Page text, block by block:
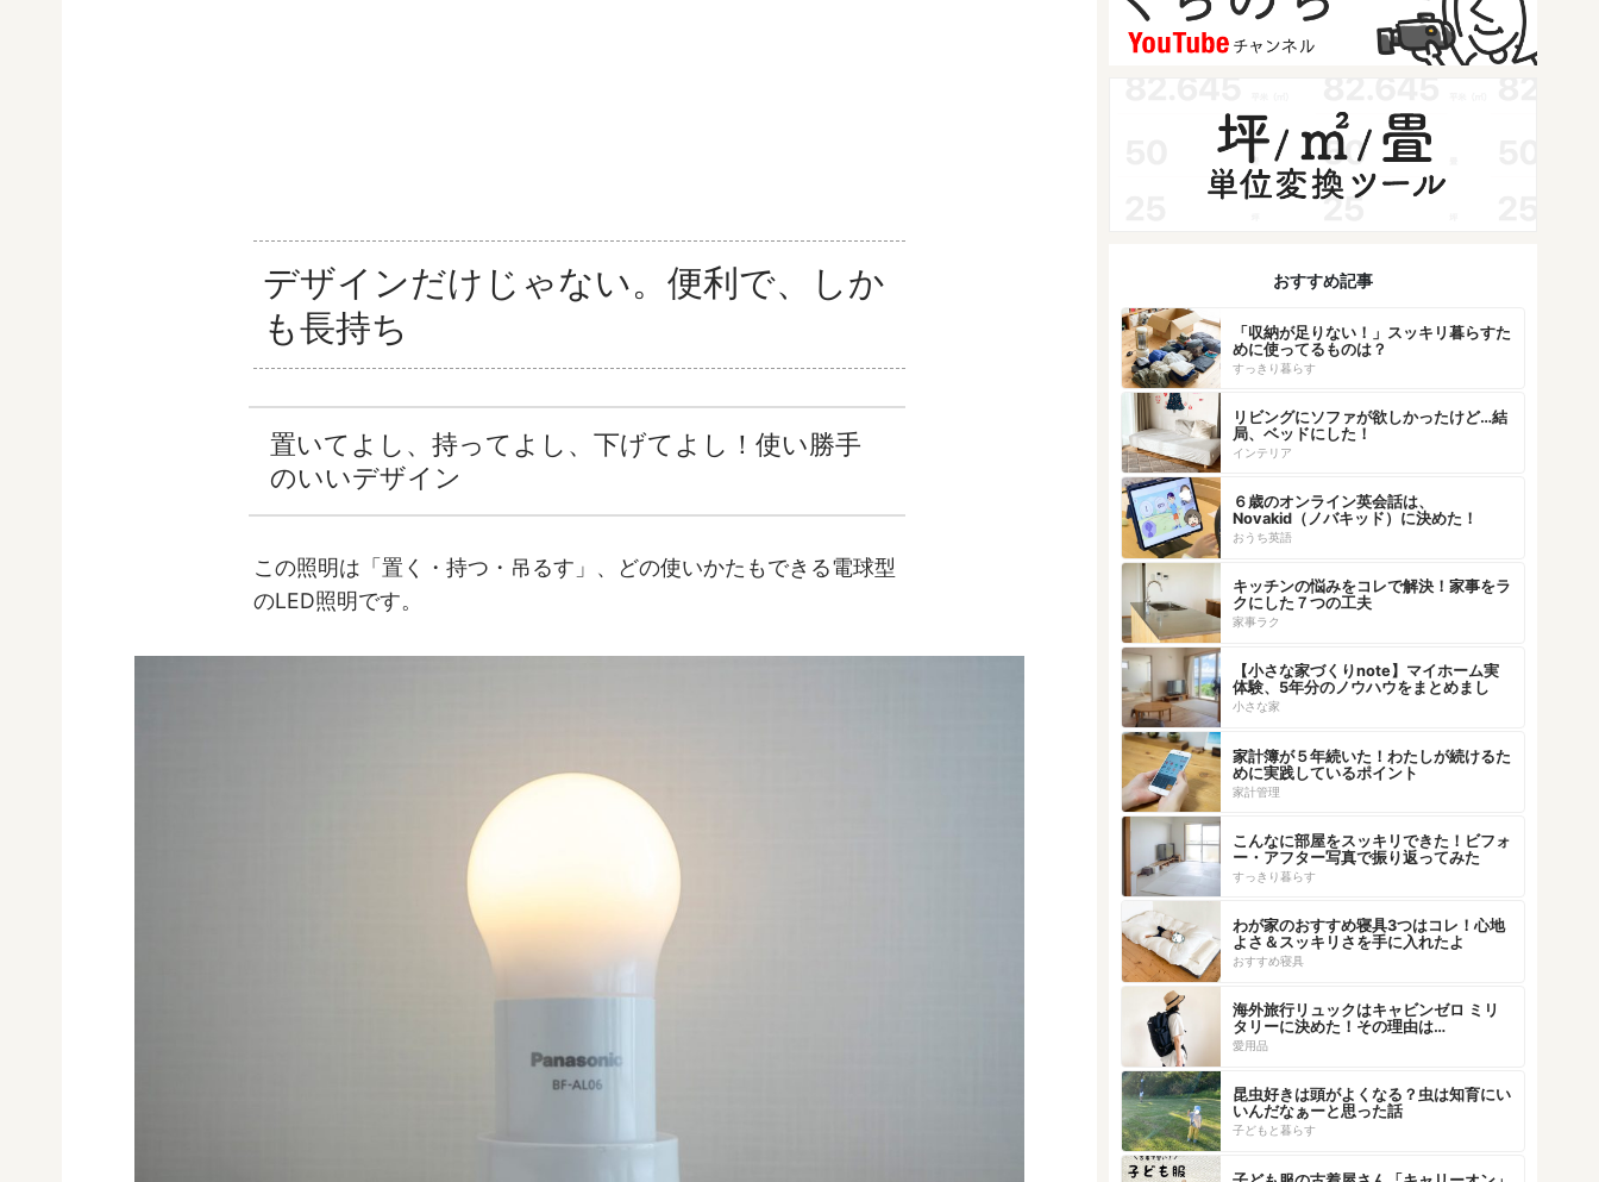
デザインだけじゃない。便利で、しか
も長持ち
置いてよし、持ってよし、下げてよし！使い勝手
のいいデザイン
この照明は「置く・持つ・吊るす」、どの使いかたもできる電球型
のLED照明です。
おすすめ記事
「収納が足りない！」スッキリ暮らすた
めに使ってるものは？
すっきり暮らす
リビングにソファが欲しかったけど…結
局、ベッドにした！
インテリア
６歳のオンライン英会話は、
Novakid（ノバキッド）に決めた！
おうち英語
キッチンの悩みをコレで解決！家事をラ
クにした７つの工夫
家事ラク
【小さな家づくりnote】マイホーム実
体験、5年分のノウハウをまとめまし
た！
小さな家
家計簿が５年続いた！わたしが続けるた
めに実践しているポイント
家計管理
こんなに部屋をスッキリできた！ビフォ
ー・アフター写真で振り返ってみた
すっきり暮らす
わが家のおすすめ寝具3つはコレ！心地
よさ＆スッキリさを手に入れたよ
おすすめ寝具
海外旅行リュックはキャビンゼロ ミリ
タリーに決めた！その理由は…
愛用品
昆虫好きは頭がよくなる？虫は知育にい
いんだなぁーと思った話
子どもと暮らす